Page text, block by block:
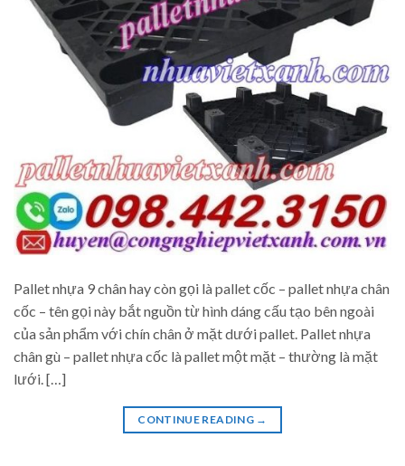
Pallet nhựa 9 chân hay còn gọi là pallet cốc – pallet nhựa chân
cốc – tên gọi này bắt nguồn từ hình dáng cấu tạo bên ngoài
của sản phẩm với chín chân ở mặt dưới pallet. Pallet nhựa
chân gù – pallet nhựa cốc là pallet một mặt – thường là mặt
lưới. […]
CONTINUE READING →